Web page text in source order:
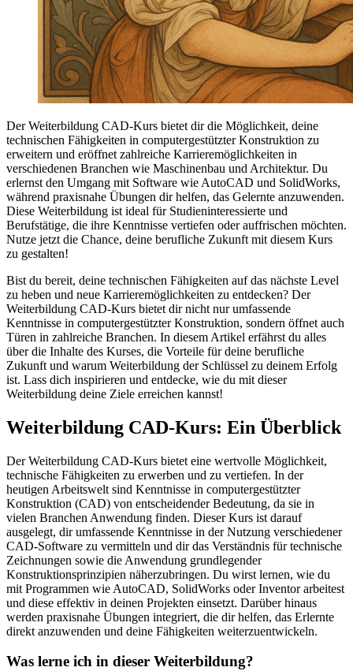
Der Weiterbildung CAD-Kurs bietet dir die Möglichkeit, deine
technischen Fähigkeiten in computergestützter Konstruktion zu
erweitern und eröffnet zahlreiche Karrieremöglichkeiten in
verschiedenen Branchen wie Maschinenbau und Architektur. Du
erlernst den Umgang mit Software wie AutoCAD und SolidWorks,
während praxisnahe Übungen dir helfen, das Gelernte anzuwenden.
Diese Weiterbildung ist ideal für Studieninteressierte und
Berufstätige, die ihre Kenntnisse vertiefen oder auffrischen möchten.
Nutze jetzt die Chance, deine berufliche Zukunft mit diesem Kurs
zu gestalten!
Bist du bereit, deine technischen Fähigkeiten auf das nächste Level
zu heben und neue Karrieremöglichkeiten zu entdecken? Der
Weiterbildung CAD-Kurs bietet dir nicht nur umfassende
Kenntnisse in computergestützter Konstruktion, sondern öffnet auch
Türen in zahlreiche Branchen. In diesem Artikel erfährst du alles
über die Inhalte des Kurses, die Vorteile für deine berufliche
Zukunft und warum Weiterbildung der Schlüssel zu deinem Erfolg
ist. Lass dich inspirieren und entdecke, wie du mit dieser
Weiterbildung deine Ziele erreichen kannst!
Weiterbildung CAD-Kurs: Ein Überblick
Der Weiterbildung CAD-Kurs bietet eine wertvolle Möglichkeit,
technische Fähigkeiten zu erwerben und zu vertiefen. In der
heutigen Arbeitswelt sind Kenntnisse in computergestützter
Konstruktion (CAD) von entscheidender Bedeutung, da sie in
vielen Branchen Anwendung finden. Dieser Kurs ist darauf
ausgelegt, dir umfassende Kenntnisse in der Nutzung verschiedener
CAD-Software zu vermitteln und dir das Verständnis für technische
Zeichnungen sowie die Anwendung grundlegender
Konstruktionsprinzipien näherzubringen. Du wirst lernen, wie du
mit Programmen wie AutoCAD, SolidWorks oder Inventor arbeitest
und diese effektiv in deinen Projekten einsetzt. Darüber hinaus
werden praxisnahe Übungen integriert, die dir helfen, das Erlernte
direkt anzuwenden und deine Fähigkeiten weiterzuentwickeln.
Was lerne ich in dieser Weiterbildung?